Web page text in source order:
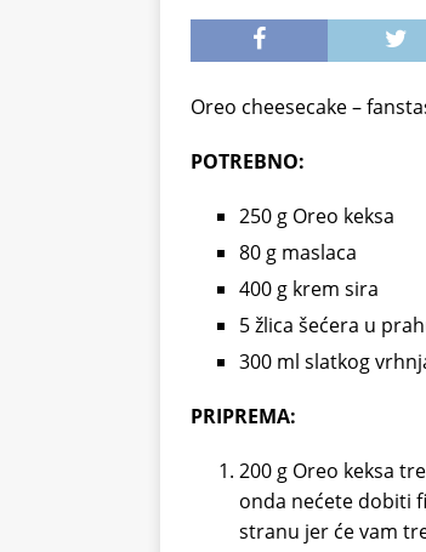
Oreo cheesecake –
POTREBNO:
250 g Oreo keksa
80 g maslaca
400 g krem sira
5 žlica šećera u
300 ml slatkog
PRIPREMA:
200 g Oreo keksa
onda nećete dobiti
stranu jer će vam